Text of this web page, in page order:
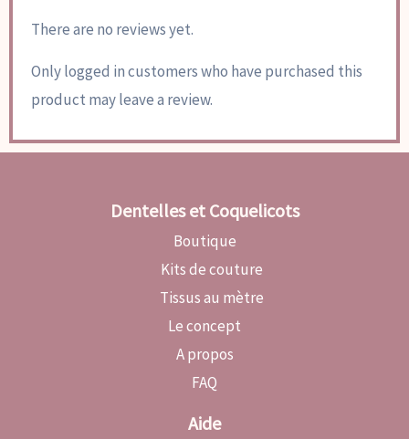
There are no reviews yet.
Only logged in customers who have purchased this
product may leave a review.
Dentelles et Coquelicots
Boutique
Kits de couture
Tissus au mètre
Le concept
A propos
FAQ
Aide